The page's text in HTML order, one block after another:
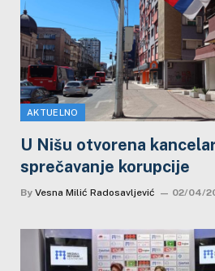
AKTUELNO
U Nišu otvorena
sprečavanje korupcije
By Vesna Milić Radosavljević 02/04/